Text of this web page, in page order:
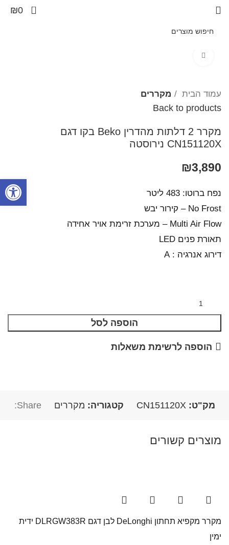
0
₪0
עמוד הבית מקררים
Back to products
מקרר ‏2 דלתות מהדרין Beko בקו ‏דגם
CN151120X נירוסטה
₪3,890
נפח ברוטו: 483 ליטר
No Frost – קירור יבש
Multi Air Flow – מערכת זרימת אויר אחידה
תאורת פנים LED
דירוג אנרגיה : A
הוספה לסל
הוספה לרשימת משאלות
מק"ט:CN151120X קטגוריה: מקררים Share:
מוצרים קשורים
מקרר מקפיא תחתון DeLonghi לבן דגם DLRGW383R ידית
ימין
פתח